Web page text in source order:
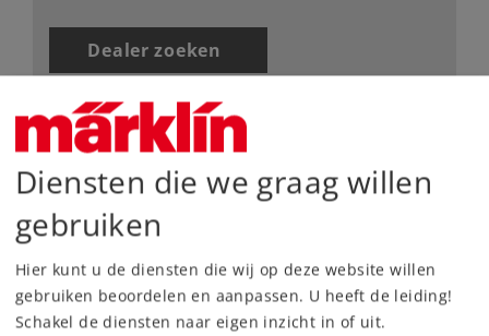
Dealer zoeken
Downloads
Onderdelen bestellen
Diensten die we graag willen
gebruiken
Hier kunt u de diensten die wij op deze website willen
gebruiken beoordelen en aanpassen. U heeft de leiding!
Schakel de diensten naar eigen inzicht in of uit.